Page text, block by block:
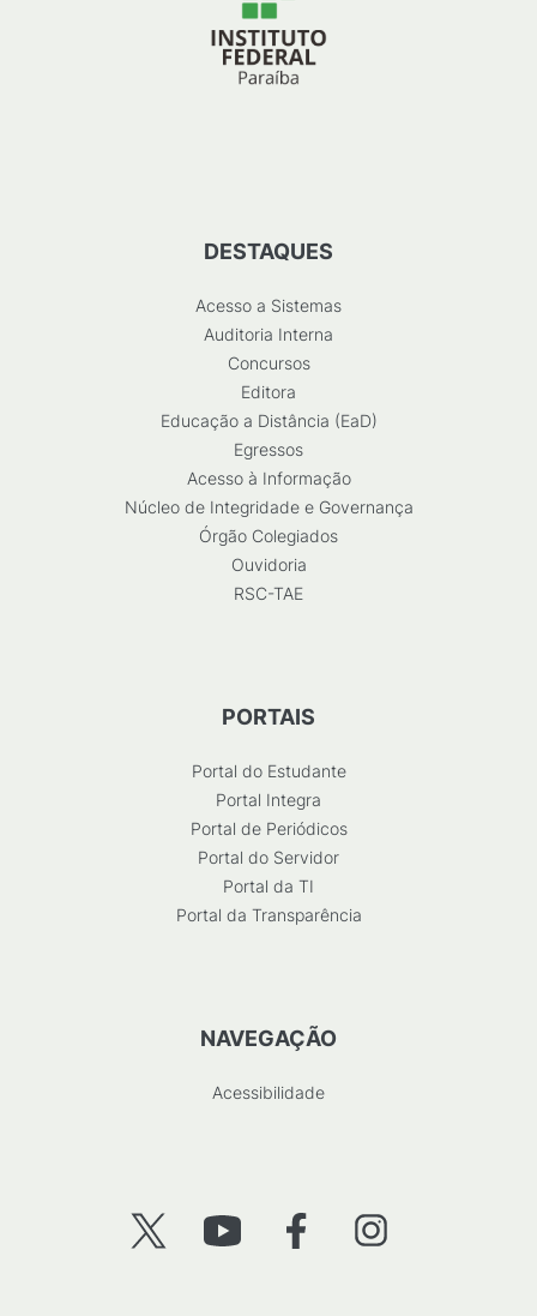
DESTAQUES
Acesso a Sistemas
Auditoria Interna
Concursos
Editora
Educação a Distância (EaD)
Egressos
Acesso à Informação
Núcleo de Integridade e Governança
Órgão Colegiados
Ouvidoria
RSC-TAE
PORTAIS
Portal do Estudante
Portal Integra
Portal de Periódicos
Portal do Servidor
Portal da TI
Portal da Transparência
NAVEGAÇÃO
Acessibilidade